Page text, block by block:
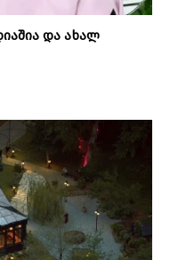
და ახალ